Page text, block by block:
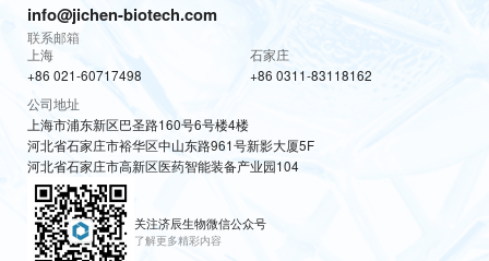
info@jichen-biotech.com
联系邮箱
上海
+86 021-60717498
石家庄
+86 0311-83118162
公司地址
上海市浦东新区巴圣路160号6号楼4楼
河北省石家庄市裕华区中山东路961号新影大厦5F
河北省石家庄市高新区医药智能装备产业园104
关注济辰生物微信公众号
了解更多精彩内容